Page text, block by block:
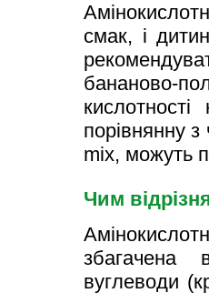
смак, і
бананово-
порівнянну
mix, можуть
Чим
збагачена
вуглеводи